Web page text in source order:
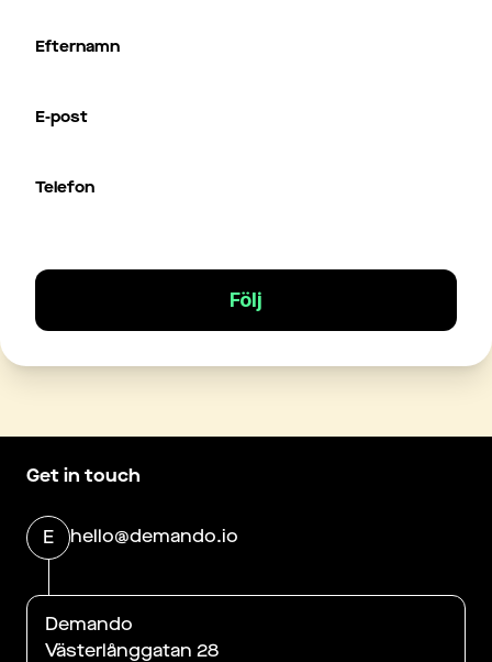
Efternamn
E-post
Telefon
Följ
Get in touch
E hello@demando.io
Demando
Västerlånggatan 28